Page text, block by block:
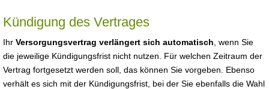
Kündigung des Vertrages
Ihr Versorgungsvertrag verlängert sich automatisch , wenn Sie
die jeweilige Kündigungsfrist nicht nutzen. Für welchen Zeitraum der
Vertrag fortgesetzt werden soll, das können Sie vorgeben. Ebenso
verhält es sich mit der Kündigungsfrist, bei der Sie ebenfalls die Wahl